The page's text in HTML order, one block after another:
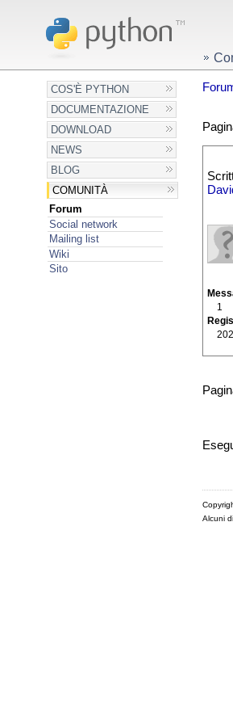
COS'È PYTHON
DOCUMENTAZIONE
DOWNLOAD
NEWS
BLOG
COMUNITÀ
Forum
Social network
Mailing list
Wiki
Sito
1
Alcuni